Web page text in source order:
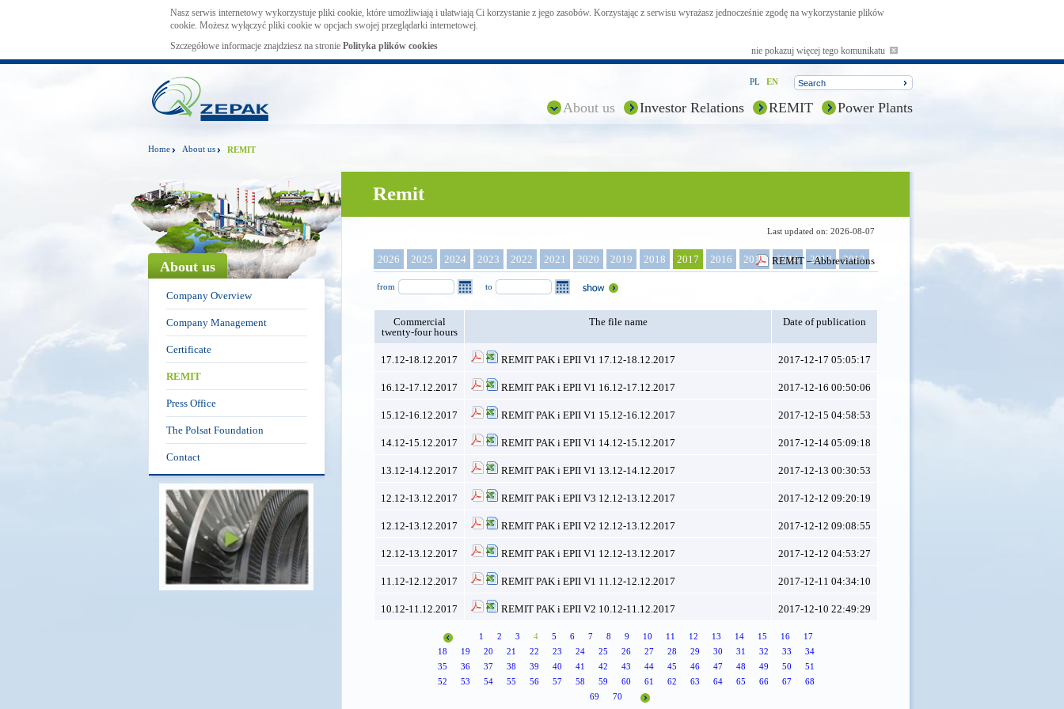
Nasz serwis internetowy wykorzystuje pliki cookie, które umożliwiają i ułatwiają Ci korzystanie z jego zasobów. Korzystając z serwisu wyrażasz jednocześnie zgodę na wykorzystanie plików
cookie. Możesz wyłączyć pliki cookie w opcjach swojej przeglądarki internetowej.
Szczegółowe informacje znajdziesz na stronie Polityka plików cookies nie pokazuj więcej tego komunikatu
PL EN
About us Investor Relations REMIT Power Plants
Home About us REMIT
About us
Company Overview
Company Management
Certificate
REMIT
Press Office
The Polsat Foundation
Contact
Last updated on: 2026-08-07
Remit
2026 2025 2024 2023 2022 2021 2020 2019 2018 2017 2016 2015 2014 2013 2012
from to
REMIT – Abbreviations
Commercial
twenty-four hours
The file name Date of publication
17.12-18.12.2017 REMIT PAK i EPII V1 17.12-18.12.2017 2017-12-17 05:05:17
16.12-17.12.2017 REMIT PAK i EPII V1 16.12-17.12.2017 2017-12-16 00:50:06
15.12-16.12.2017 REMIT PAK i EPII V1 15.12-16.12.2017 2017-12-15 04:58:53
14.12-15.12.2017 REMIT PAK i EPII V1 14.12-15.12.2017 2017-12-14 05:09:18
13.12-14.12.2017 REMIT PAK i EPII V1 13.12-14.12.2017 2017-12-13 00:30:53
12.12-13.12.2017 REMIT PAK i EPII V3 12.12-13.12.2017 2017-12-12 09:20:19
12.12-13.12.2017 REMIT PAK i EPII V2 12.12-13.12.2017 2017-12-12 09:08:55
12.12-13.12.2017 REMIT PAK i EPII V1 12.12-13.12.2017 2017-12-12 04:53:27
11.12-12.12.2017 REMIT PAK i EPII V1 11.12-12.12.2017 2017-12-11 04:34:10
10.12-11.12.2017 REMIT PAK i EPII V2 10.12-11.12.2017 2017-12-10 22:49:29
1 2 3 4 5 6 7 8 9 10 11 12 13 14 15 16
17
18
19 20 21 22 23 24 25 26 27 28 29 30 31 32 33
34
35
36 37 38 39 40 41 42 43 44 45 46 47 48 49 50
51
52
53 54 55 56 57 58 59 60 61 62 63 64 65 66 67
68
69
70